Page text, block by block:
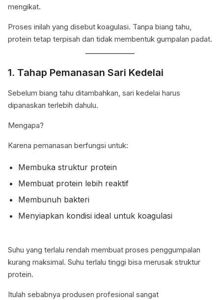
mengikat.
Proses inilah yang disebut koagulasi. Tanpa biang tahu,
protein tetap terpisah dan tidak membentuk gumpalan padat.
1. Tahap Pemanasan Sari Kedelai
Sebelum biang tahu ditambahkan, sari kedelai harus
dipanaskan terlebih dahulu.
Mengapa?
Karena pemanasan berfungsi untuk:
Membuka struktur protein
Membuat protein lebih reaktif
Membunuh bakteri
Menyiapkan kondisi ideal untuk koagulasi
Suhu yang terlalu rendah membuat proses penggumpalan
kurang maksimal. Suhu terlalu tinggi bisa merusak struktur
protein.
Itulah sebabnya produsen profesional sangat